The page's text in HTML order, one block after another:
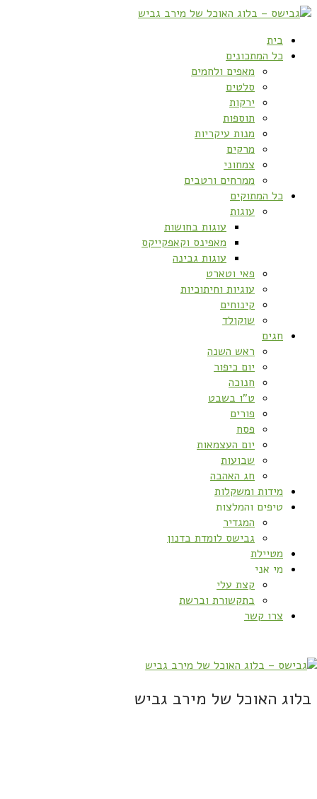
בית
כל המתכונים
מאפים ולחמים
סלטים
ירקות
תוספות
מנות עיקריות
מרקים
צמחוני
ממרחים ורטבים
כל המתוקים
עוגות
עוגות בחושות
מאפינס וקאפקייקס
עוגות גבינה
פאי וטארט
עוגיות וחיתוכיות
קינוחים
שוקולד
חגים
ראש השנה
יום כיפור
חנוכה
ט”ו בשבט
פורים
פסח
יום העצמאות
שבועות
חג האהבה
מידות ומשקלות
טיפים והמלצות
המגדיר
גבישס לומדת בדנון
מטיילת
מי אני
קצת עלי
בתקשורת וברשת
צרו קשר
בלוג האוכל של מירב גביש